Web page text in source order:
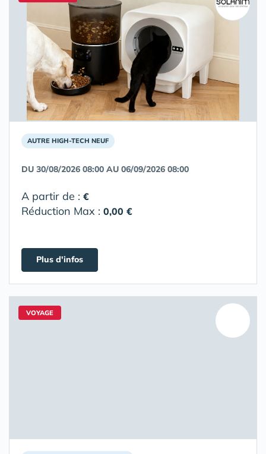
AUTRE HIGH-TECH NEUF
DU 30/08/2026 08:00 AU 06/09/2026 08:00
A partir de : €
Réduction Max : 0,00 €
Plus d'infos
VOYAGE